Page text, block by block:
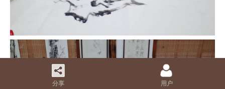
分享 用户